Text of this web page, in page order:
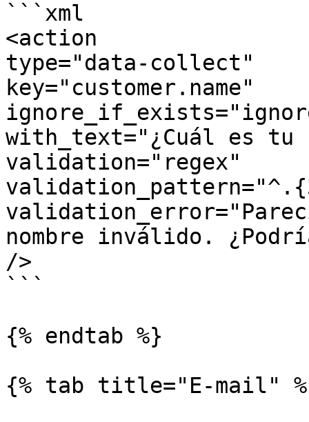
```xml
<action
type="data-collect"
key="customer.name"
with_text="¿Cuál es
validation="regex"
nombre inválido.
/>
```
{% endtab %}
{% tab title="E-mail"